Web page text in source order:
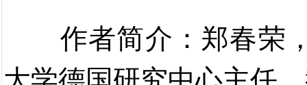
作者简介：郑春荣